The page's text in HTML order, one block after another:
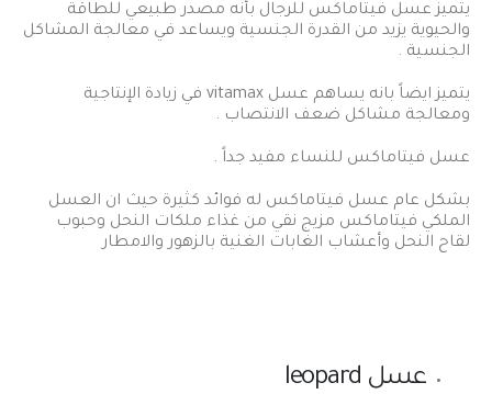
يتميز عسل فيتاماكس للرجال بأنه مصدر طبيعي للطاقة
والحيوية يزيد من القدرة الجنسية ويساعد في معالجة المشاكل
الجنسية .
يتميز ايضاً بانه يساهم عسل vitamax في زيادة الإنتاجية
ومعالجة مشاكل ضعف الانتصاب .
عسل فيتاماكس للنساء مفيد جداً .
بشكل عام عسل فيتاماكس له فوائد كثيرة حيث ان العسل
الملكي فيتاماكس مزيج نقي من غذاء ملكات النحل وحبوب
لقاح النحل وأعشاب الغابات الغنية بالزهور والامطار
عسل leopard